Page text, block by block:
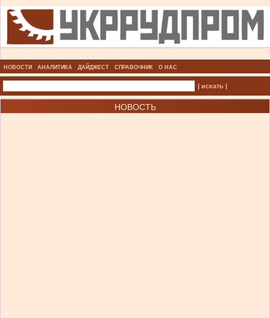
НОВОСТИ АНАЛИТИКА ДАЙДЖЕСТ СПРАВОЧНИК О НАС
| искать |
НОВОСТЬ